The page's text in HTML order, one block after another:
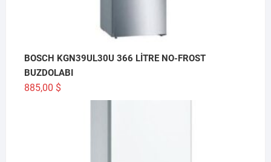
BOSCH KGN39UL30U 366 LİTRE NO-FROST
BUZDOLABI
885,00 $